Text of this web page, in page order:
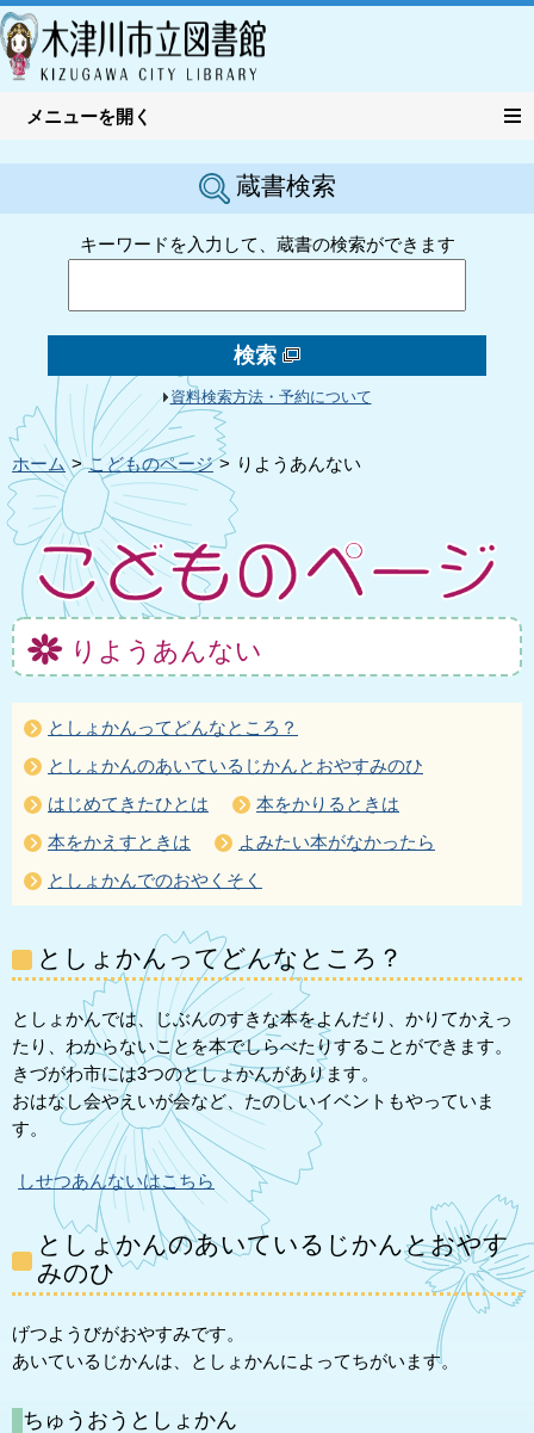
蔵書検索
キーワードを入力して、蔵書の検索ができます
検索
資料検索方法・予約について
ホーム こどものページ りようあんない
りようあんない
としょかんってどんなところ？
としょかんのあいているじかんとおやすみのひ
はじめてきたひとは
本をかりるときは
本をかえすときは
よみたい本がなかったら
としょかんでのおやくそく
としょかんってどんなところ？
としょかんでは、じぶんのすきな本をよんだり、かりてかえっ
たり、わからないことを本でしらべたりすることができます。
きづがわ市には3つのとしょかんがあります。
おはなし会やえいが会など、たのしいイベントもやっていま
す。
しせつあんないはこちら
としょかんのあいているじかんとおやす
みのひ
げつようびがおやすみです。
あいているじかんは、としょかんによってちがいます。
ちゅうおうとしょかん